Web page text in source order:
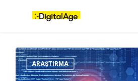
ARAŞTIRMA